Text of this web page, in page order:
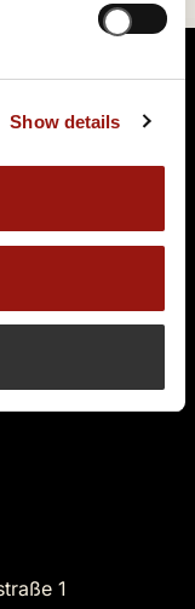
Show details
1